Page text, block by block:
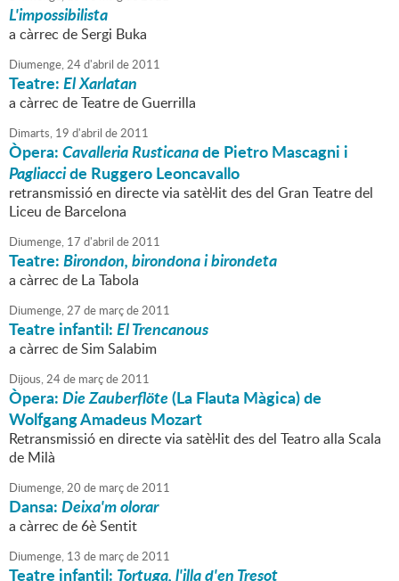
L'impossibilista
a càrrec de Sergi Buka
Diumenge,24d'abril de2011
Teatre:El Xarlatan
a càrrec de Teatre de Guerrilla
Dimarts, 19 d'abril de2011
Òpera:Cavalleria Rusticanade Pietro Mascagni i
Pagliaccide Ruggero Leoncavallo
retransmissió en directe via satèl·lit des del Gran Teatre del
Liceu de Barcelona
Diumenge, 17 d'abril de2011
Teatre:Birondon, birondona i birondeta
a càrrec de La Tabola
Diumenge,27 de marçde2011
Teatre infantil:El Trencanous
a càrrec de Sim Salabim
Dijous,24de marçde2011
Òpera:Die Zauberflöte(La Flauta Màgica) de
Wolfgang Amadeus Mozart
Retransmissió en directe via satèl·lit des del Teatro alla Scala
de Milà
Diumenge,20 de marçde2011
Dansa:Deixa'm olorar
a càrrec de 6è Sentit
Diumenge, 13 de marçde2011
Teatre infantil: Tortuga, l'illa d'en Tresot